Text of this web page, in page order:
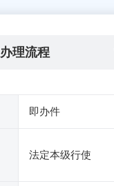
办理流程
即办件
法定本级行使